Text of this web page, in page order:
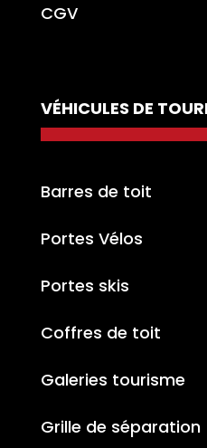
CGV
VÉHICULES DE
Barres de toit
Portes Vélos
Portes skis
Coffres de toit
Galeries tourisme
Grille de séparation